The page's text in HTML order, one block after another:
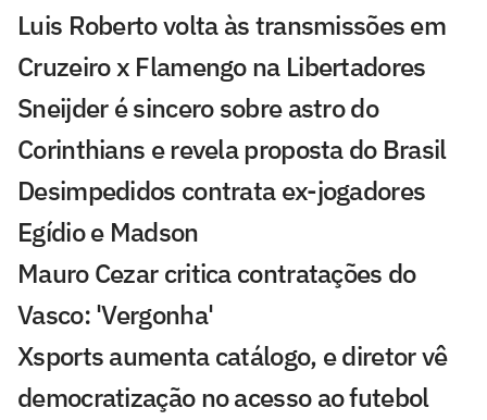
Luis Roberto volta às transmissões em
Cruzeiro x Flamengo na Libertadores
Sneijder é sincero sobre astro do
Corinthians e revela proposta do Brasil
Desimpedidos contrata ex-jogadores
Egídio e Madson
Mauro Cezar critica contratações do
Vasco: 'Vergonha'
Xsports aumenta catálogo, e diretor vê
democratização no acesso ao futebol